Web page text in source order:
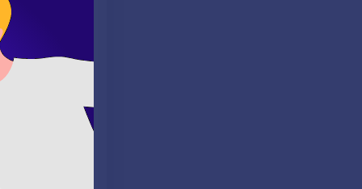
platformlar
ve
ders